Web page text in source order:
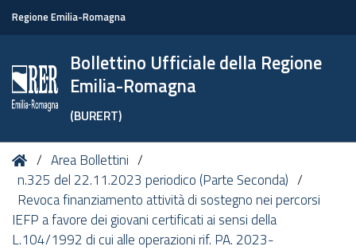
Regione Emilia-Romagna
Bollettino Ufficiale della Regione
Emilia-Romagna
(BURERT)
Tu
sei
qui:
HomeArea Bollettini
n.325 del 22.11.2023 periodico (Parte Seconda)
Revoca finanziamento attività di sostegno nei percorsi
IEFP a favore dei giovani certificati ai sensi della
L.104/1992 di cui alle operazioni rif. PA. 2023-